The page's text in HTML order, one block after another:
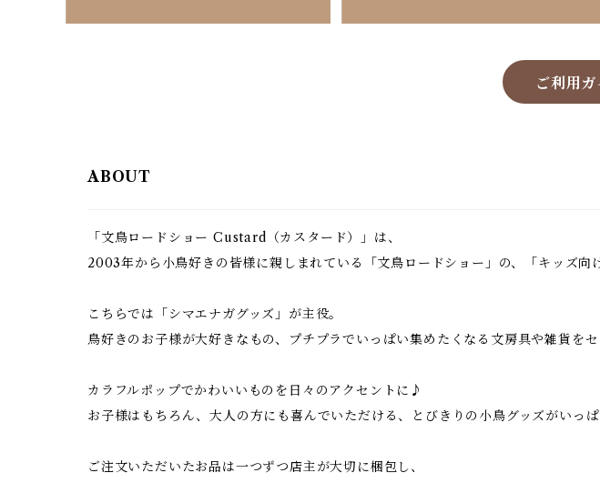
ご利用
ABOUT
「文鳥ロードショー Custard（カスタード）」は、
2003年から小鳥好きの皆様に親しまれている「文鳥ロードショー」の、「キッズ向
こちらでは「シマエナガグッズ」が主役。
鳥好きのお子様が大好きなもの、プチプラでいっぱい集めたくなる文房具や雑貨をセ
カラフルポップでかわいいものを日々のアクセントに♪
お子様はもちろん、大人の方にも喜んでいただける、とびきりの小鳥グッズがいっぱ
ご注文いただいたお品は一つずつ店主が大切に梱包し、